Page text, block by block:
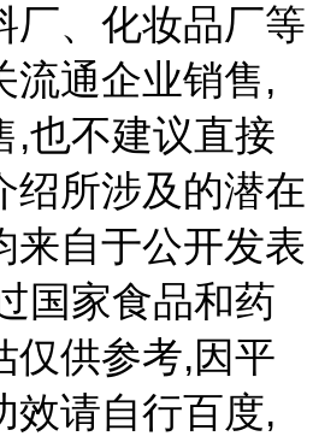
厂、化妆品厂等
流通企业销售,
,也不建议直接
绍所涉及的潜在
来自于公开发表
国家食品和药
仅供参考,因平
效请自行百度,